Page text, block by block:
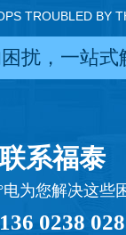
TROUBLED BY
扰，一站式
联系福泰
电为您解决这些
136 0238